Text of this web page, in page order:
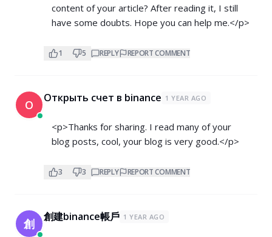
content of your article? After reading it, I still
have some doubts. Hope you can help me.</p>
1 5 REPLY REPORT COMMENT
О Открыть счет в binance 1 YEAR AGO
<p>Thanks for sharing. I read many of your
blog posts, cool, your blog is very good.</p>
3 3 REPLY REPORT COMMENT
創 創建binance帳戶 1 YEAR AGO